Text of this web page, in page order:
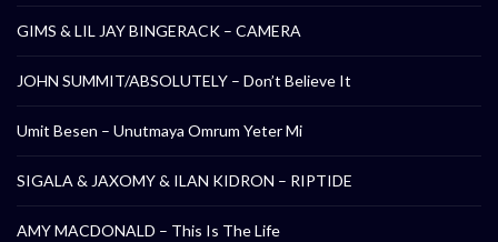
GIMS & LIL JAY BINGERACK – CAMERA
JOHN SUMMIT/ABSOLUTELY – Don’t Believe It
Umit Besen – Unutmaya Omrum Yeter Mi
SIGALA & JAXOMY & ILAN KIDRON – RIPTIDE
AMY MACDONALD – This Is The Life